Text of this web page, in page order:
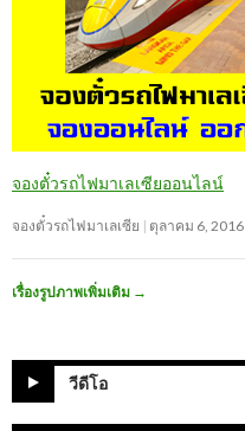
จองตั๋วรถไฟมาเลเซียออนไลน์
จองตั๋วรถไฟมาเลเซีย ตุลาคม 6, 2016
เรื่องรูปภาพเพิ่มเติม →
วีดีโอ